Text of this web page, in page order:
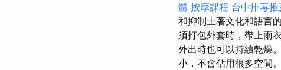
體 按摩課程 台中排毒推
和抑制土著文化和語言
須打包外套時，帶上雨
外出時也可以持續乾燥。
小，不會佔用很多空間。